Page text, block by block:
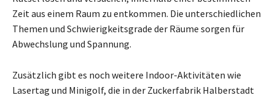
Zeit aus einem Raum zu entkommen. Die unterschiedlichen
Themen und Schwierigkeitsgrade der Räume sorgen für
Abwechslung und Spannung.
Zusätzlich gibt es noch weitere Indoor-Aktivitäten wie
Lasertag und Minigolf, die in der Zuckerfabrik Halberstadt